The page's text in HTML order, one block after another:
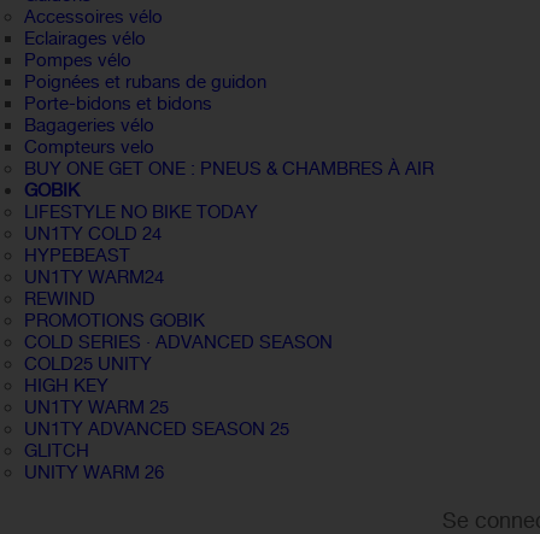
Accessoires vélo
Eclairages vélo
Pompes vélo
Poignées et rubans de guidon
Porte-bidons et bidons
Bagageries vélo
Compteurs velo
BUY ONE GET ONE : PNEUS & CHAMBRES À AIR
GOBIK
LIFESTYLE NO BIKE TODAY
UN1TY COLD 24
HYPEBEAST
UN1TY WARM24
REWIND
PROMOTIONS GOBIK
COLD SERIES · ADVANCED SEASON
COLD25 UNITY
HIGH KEY
UN1TY WARM 25
UN1TY ADVANCED SEASON 25
GLITCH
UNITY WARM 26
Se